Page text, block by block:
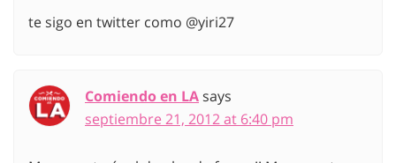
te sigo en twitter como @yiri27
Comiendo en LAsays
septiembre 21, 2012 at 6:40 pm